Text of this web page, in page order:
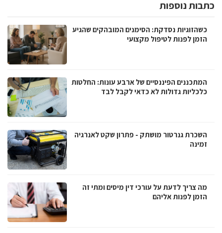
כתבות נוספות
כשהזוגיות נסדקת: הסימנים המובהקים שהגיע
הזמן לפנות לטיפול מקצועי
המתכננים הפיננסיים של ארבע עונות: החלטות
כלכליות גדולות לא כדאי לקבל לבד
השכרת גנרטור מושתק - פתרון שקט לאנרגיה
זמינה
מה צריך לדעת על עורכי דין מיסים ומתי זה
הזמן לפנות אליהם